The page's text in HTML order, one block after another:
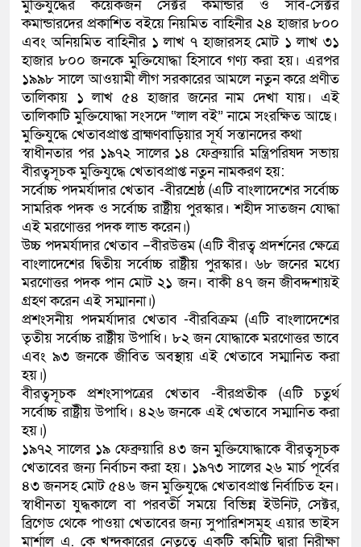
মুক্তিযুদ্ধের কয়েকজন সেক্টর কমান্ডার ও সাব-সেক্টর
কমান্ডারদের প্রকাশিত বইয়ে নিয়মিত বাহিনীর ২৪ হাজার ৮০০
এবং অনিয়মিত বাহিনীর ১ লাখ ৭ হাজারসহ মোট ১ লাখ ৩১
হাজার ৮০০ জনকে মুক্তিযোদ্ধা হিসাবে গণ্য করা হয়। এরপর
১৯৯৮ সালে আওয়ামী লীগ সরকারের আমলে নতুন করে প্রণীত
তালিকায় ১ লাখ ৫৪ হাজার জনের নাম দেখা যায়। এই
তালিকাটি মুক্তিযোদ্ধা সংসদে “লাল বই” নামে সংরক্ষিত আছে।
মুক্তিযুদ্ধে খেতাবপ্রাপ্ত ব্রাহ্মণবাড়িয়ার সূর্য সন্তানদের কথা
স্বাধীনতার পর ১৯৭২ সালের ১৪ ফেব্রুয়ারি মন্ত্রিপরিষদ সভায়
বীরত্বসূচক মুক্তিযুদ্ধে খেতাবপ্রাপ্ত নতুন নামকরণ হয়:
সর্বোচ্চ পদমর্যাদার খেতাব -বীরশ্রেষ্ঠ (এটি বাংলাদেশের সর্বোচ্চ
সামরিক পদক ও সর্বোচ্চ রাষ্ট্রীয় পুরস্কার। শহীদ সাতজন যোদ্ধা
এই মরণোত্তর পদক লাভ করেন।)
উচ্চ পদমর্যাদার খেতাব –বীরউত্তম (এটি বীরত্ব প্রদর্শনের ক্ষেত্রে
বাংলাদেশের দ্বিতীয় সর্বোচ্চ রাষ্ট্রীয় পুরস্কার। ৬৮ জনের মধ্যে
মরণোত্তর পদক পান মোট ২১ জন। বাকী ৪৭ জন জীবদ্দশায়ই
গ্রহণ করেন এই সম্মাননা।)
প্রশংসনীয় পদমর্যাদার খেতাব -বীরবিক্রম (এটি বাংলাদেশের
তৃতীয় সর্বোচ্চ রাষ্ট্রীয় উপাধি। ৮২ জন যোদ্ধাকে মরণোত্তর ভাবে
এবং ৯৩ জনকে জীবিত অবস্থায় এই খেতাবে সম্মানিত করা
হয়।)
বীরত্বসূচক প্রশংসাপত্রের খেতাব -বীরপ্রতীক (এটি চতুর্থ
সর্বোচ্চ রাষ্ট্রীয় উপাধি। ৪২৬ জনকে এই খেতাবে সম্মানিত করা
হয়।)
১৯৭২ সালের ১৯ ফেব্রুয়ারি ৪৩ জন মুক্তিযোদ্ধাকে বীরত্বসূচক
খেতাবের জন্য নির্বাচন করা হয়। ১৯৭৩ সালের ২৬ মার্চ পূর্বের
৪৩ জনসহ মোট ৫৪৬ জন মুক্তিযুদ্ধে খেতাবপ্রাপ্ত নির্বাচিত হন।
স্বাধীনতা যুদ্ধকালে বা পরবর্তী সময়ে বিভিন্ন ইউনিট, সেক্টর,
ব্রিগেড থেকে পাওয়া খেতাবের জন্য সুপারিশসমূহ এয়ার ভাইস
মার্শাল এ. কে খন্দকারের নেতৃত্বে একটি কমিটি দ্বারা নিরীক্ষা